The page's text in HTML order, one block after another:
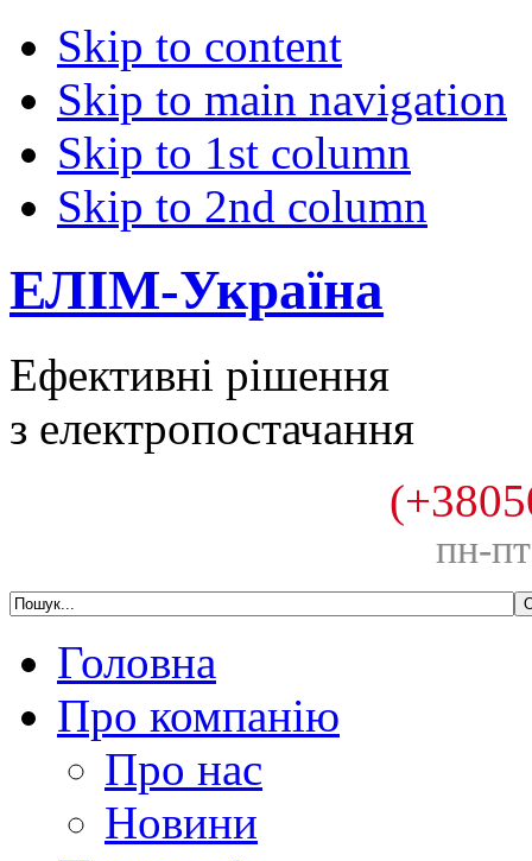
Skip to content
Skip to main navigation
Skip to 1st column
Skip to 2nd column
ЕЛІМ-Україна
Ефективні рішення
з електропостачання
пн-
Головна
Про компанію
Про нас
Новини